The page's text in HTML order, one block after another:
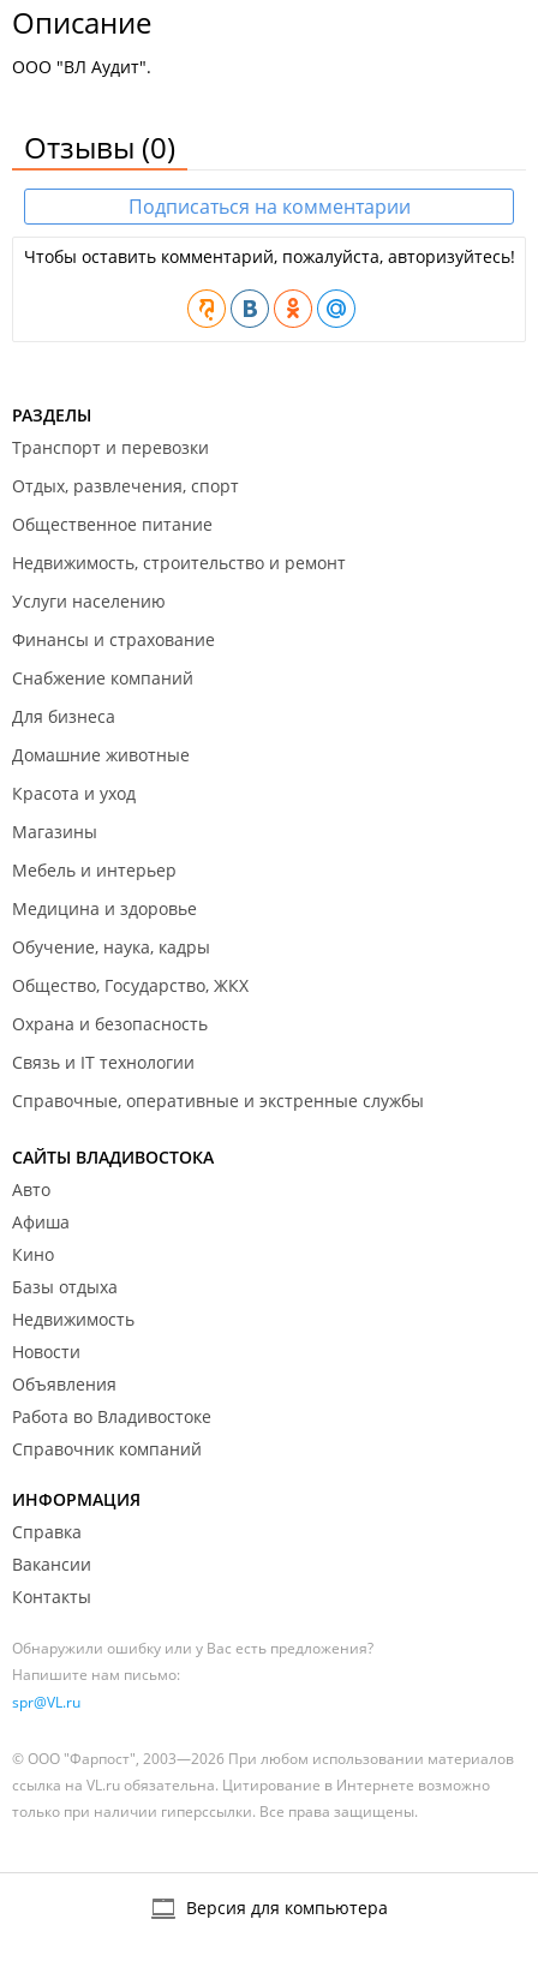
Описание
ООО "ВЛ Аудит".
Отзывы (0)
Подписаться на комментарии
Чтобы оставить комментарий, пожалуйста, авторизуйтесь!
РАЗДЕЛЫ
Транспорт и перевозки
Отдых, развлечения, спорт
Общественное питание
Недвижимость, строительство и ремонт
Услуги населению
Финансы и страхование
Снабжение компаний
Для бизнеса
Домашние животные
Красота и уход
Магазины
Мебель и интерьер
Медицина и здоровье
Обучение, наука, кадры
Общество, Государство, ЖКХ
Охрана и безопасность
Связь и IT технологии
Справочные, оперативные и экстренные службы
САЙТЫ ВЛАДИВОСТОКА
Авто
Афиша
Кино
Базы отдыха
Недвижимость
Новости
Объявления
Работа во Владивостоке
Справочник компаний
ИНФОРМАЦИЯ
Справка
Вакансии
Контакты
Обнаружили ошибку или у Вас есть предложения?
Напишите нам письмо:
spr@VL.ru
© ООО "Фарпост", 2003—2026 При любом использовании материалов
ссылка на VL.ru обязательна. Цитирование в Интернете возможно
только при наличии гиперссылки. Все права защищены.
Версия для компьютера